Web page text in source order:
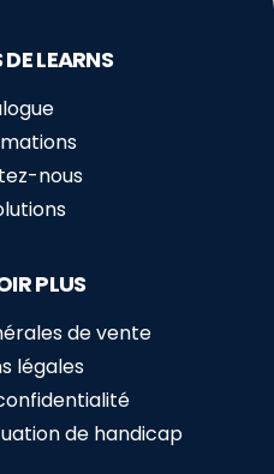
LEARNS
nous
PLUS
de vente
légales
de handicap